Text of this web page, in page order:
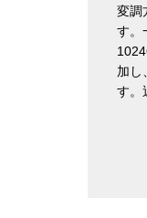
変調
す。
加し
す。